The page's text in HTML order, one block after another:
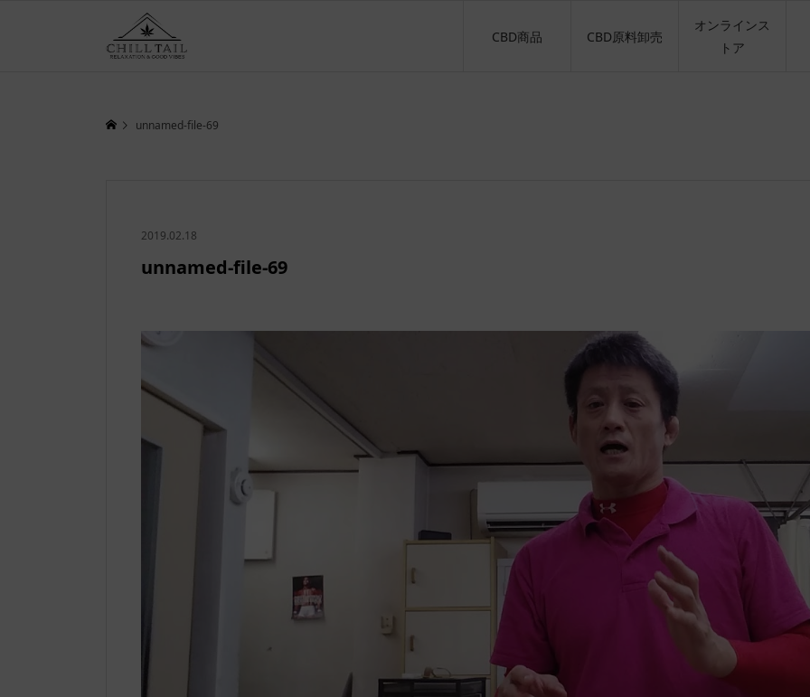
CBD商品 CBD原料卸売
オンラインス
トア
unnamed-file-69
2019.02.18
unnamed-file-69